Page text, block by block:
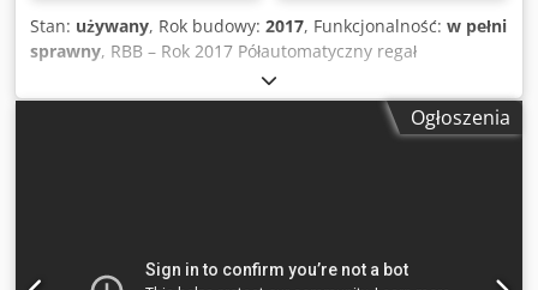
Stan: używany, Rok budowy: 2017, Funkcjonalność: w pełni
sprawny, RBB – Rok 2017 Półautomatyczny regał
magazynowy Jumbo Crsdpsy T Enmsfx Abuof 17 pozycji - 1
wózek stały, platforma 400 mm - 16 wózków ruchomych,
platforma 250 mm Skok cylindra: 900 mm 380 V 50 HzOgłoszenia